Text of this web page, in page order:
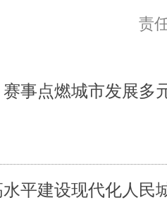
责
事点燃城市发展多
平建设现代化人民